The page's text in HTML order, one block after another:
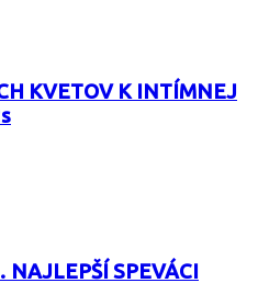
KVETOV K INTÍMNEJ
NAJLEPŠÍ SPEVÁCI